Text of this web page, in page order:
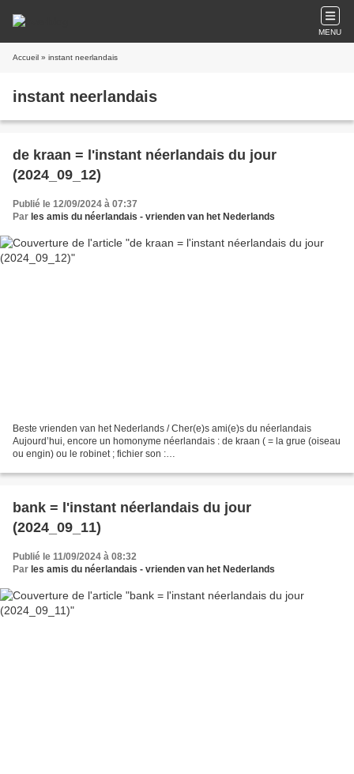
MENU
Accueil » instant neerlandais
instant neerlandais
de kraan = l'instant néerlandais du jour
(2024_09_12)
Publié le 12/09/2024 à 07:37
Par les amis du néerlandais - vrienden van het Nederlands
Beste vrienden van het Nederlands / Cher(e)s ami(e)s du néerlandais
Aujourd’hui, encore un homonyme néerlandais : de kraan ( = la grue (oiseau
ou engin) ou le robinet ; fichier son :
(source...
bank = l'instant néerlandais du jour
(2024_09_11)
Publié le 11/09/2024 à 08:32
Par les amis du néerlandais - vrienden van het Nederlands